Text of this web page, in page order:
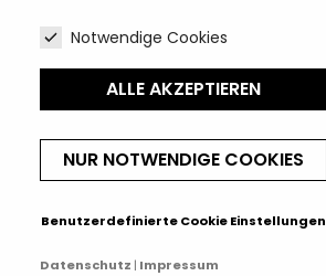
Notwendige Cookies
ALLE AKZEPTIEREN
NUR NOTWENDIGE COOKIES
Benutzerdefinierte Cookie Einstellungen
Datenschutz Impressum
IHR KONTO
ATELIERGALERIE
Vertrag widerrufen
© 2026 - Anja Weyer